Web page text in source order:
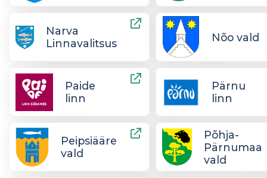
Narva
Linnavalitsus
Nõo vald
Paide
linn
Pärnu
linn
Peipsiääre
vald
Põhja-
Pärnumaa
vald